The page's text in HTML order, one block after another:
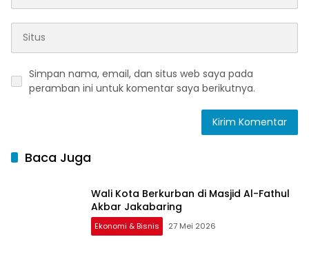
Simpan nama, email, dan situs web saya pada
peramban ini untuk komentar saya berikutnya.
Baca Juga
Wali Kota Berkurban di Masjid Al-Fathul
Akbar Jakabaring
Ekonomi & Bisnis 27 Mei 2026